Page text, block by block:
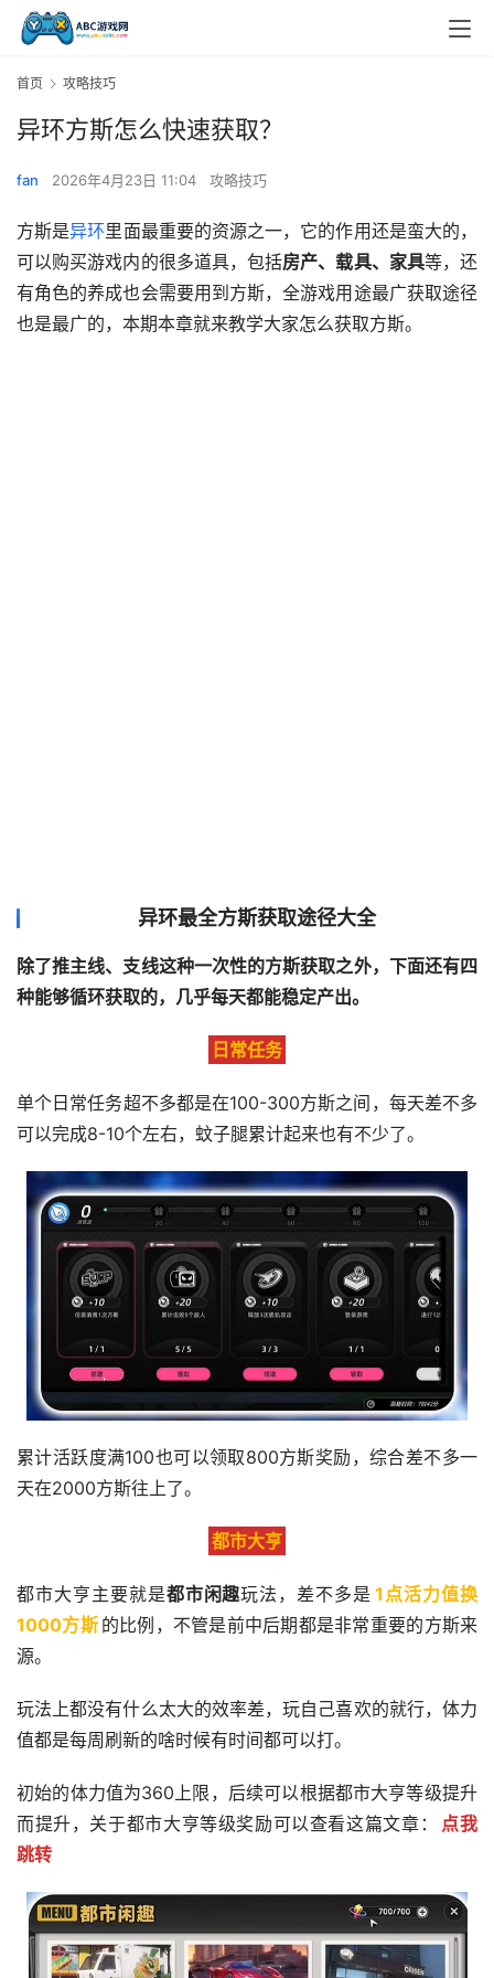
首页 攻略技巧
异环方斯怎么快速获取？
fan 2026年4月23日 11:04 攻略技巧
方斯是异环里面最重要的资源之一，它的作用还是蛮大的，
可以购买游戏内的很多道具，包括房产、载具、家具等，还
有角色的养成也会需要用到方斯，全游戏用途最广获取途径
也是最广的，本期本章就来教学大家怎么获取方斯。
异环最全方斯获取途径大全
除了推主线、支线这种一次性的方斯获取之外，下面还有四
种能够循环获取的，几乎每天都能稳定产出。
日常任务
单个日常任务超不多都是在100-300方斯之间，每天差不多
可以完成8-10个左右，蚊子腿累计起来也有不少了。
累计活跃度满100也可以领取800方斯奖励，综合差不多一
天在2000方斯往上了。
都市大亨
都市大亨主要就是都市闲趣玩法，差不多是 1点活力值换
1000方斯 的比例，不管是前中后期都是非常重要的方斯来
源。
玩法上都没有什么太大的效率差，玩自己喜欢的就行，体力
值都是每周刷新的啥时候有时间都可以打。
初始的体力值为360上限，后续可以根据都市大亨等级提升
而提升，关于都市大亨等级奖励可以查看这篇文章：
点我
跳转